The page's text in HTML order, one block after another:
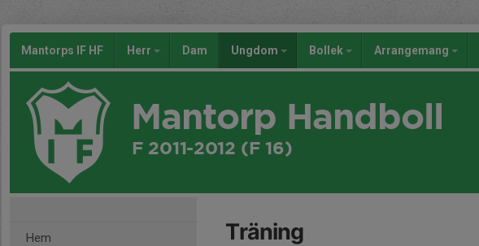
Mantorps IF HF Herr Dam Ungdom Bollek Arrangemang
Mantorp Handboll
F 2011-2012 (F 16)
Hem Träning